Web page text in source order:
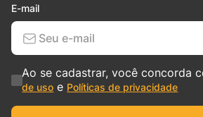
E-mail
Ao se cadastrar, você concorda
de uso e Políticas de privacidade